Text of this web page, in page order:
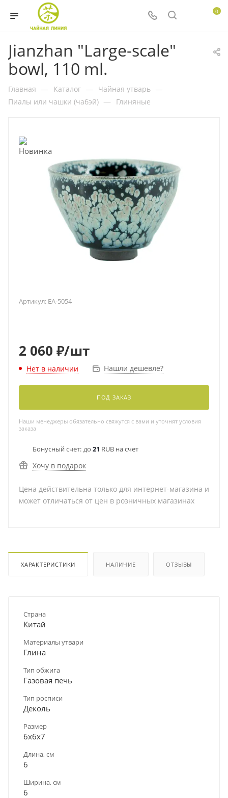
0
Jianzhan "Large-scale"
bowl, 110 ml.
Главная — Каталог — Чайная утварь —
Пиалы или чашки (чабэй) — Глиняные
Артикул: EA-5054
2 060 ₽/шт
Нет в наличии Нашли дешевле?
ПОД ЗАКАЗ
Наши менеджеры обязательно свяжутся с вами и уточнят условия
заказа
Бонусный счет: до 21 RUB на счет
Хочу в подарок
Цена действительна только для интернет-магазина и
может отличаться от цен в розничных магазинах
ХАРАКТЕРИСТИКИ НАЛИЧИЕ ОТЗЫВЫ
Страна
Китай
Материалы утвари
Глина
Тип обжига
Газовая печь
Тип росписи
Деколь
Размер
6х6х7
Длина, см
6
Ширина, см
6